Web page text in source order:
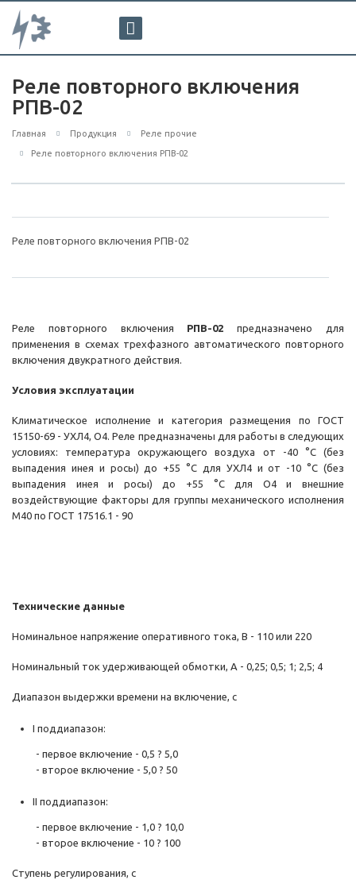
Реле повторного включения
РПВ-02
Главная Продукция Реле прочие
Реле повторного включения РПВ-02
Реле повторного включения РПВ-02
Реле повторного включения РПВ-02 предназначено для
применения в схемах трехфазного автоматического повторного
включения двукратного действия.
Условия эксплуатации
Климатическое исполнение и категория размещения по ГОСТ
15150-69 - УХЛ4, О4. Реле предназначены для работы в следующих
условиях: температура окружающего воздуха от -40 °С (без
выпадения инея и росы) до +55 °С для УХЛ4 и от -10 °С (без
выпадения инея и росы) до +55 °С для О4 и внешние
воздействующие факторы для группы механического исполнения
М40 по ГОСТ 17516.1 - 90
Технические данные
Номинальное напряжение оперативного тока, В - 110 или 220
Номинальный ток удерживающей обмотки, А - 0,25; 0,5; 1; 2,5; 4
Диапазон выдержки времени на включение, с
I поддиапазон:
- первое включение - 0,5 ? 5,0
- второе включение - 5,0 ? 50
II поддиапазон:
- первое включение - 1,0 ? 10,0
- второе включение - 10 ? 100
Ступень регулирования, с